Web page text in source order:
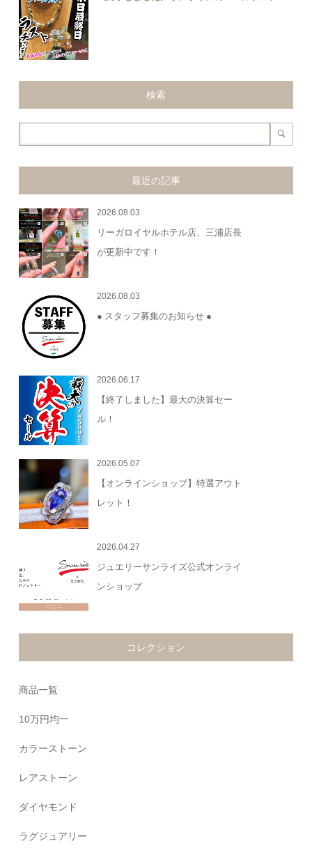
検索
最近の記事
2026.08.03
リーガロイヤルホテル店、三浦店長
が更新中です！
2026.08.03
● スタッフ募集のお知らせ ●
2026.06.17
【終了しました】最大の決算セー
ル！
2026.05.07
【オンラインショップ】特選アウト
レット！
2026.04.27
ジュエリーサンライズ公式オンライ
ンショップ
コレクション
商品一覧
10万円均一
カラーストーン
レアストーン
ダイヤモンド
ラグジュアリー